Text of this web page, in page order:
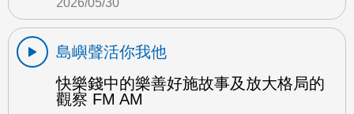
2026/05/30
島嶼聲活你我他
快樂錢中的樂善好施故事及放大格局的
觀察 FM AM